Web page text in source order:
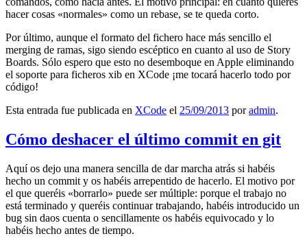
hacer cosas «normales» como un rebase, se te queda corto.
Por último, aunque el formato del fichero hace más sencillo el
merging de ramas, sigo siendo escéptico en cuanto al uso de Story
Boards. Sólo espero que esto no desemboque en Apple eliminando
el soporte para ficheros xib en XCode ¡me tocará hacerlo todo por
código!
Esta entrada fue publicada en XCode el 25/09/2013 poradmin.
Cómo deshacer el último commit en git
Aquí os dejo una manera sencilla de dar marcha atrás si habéis
hecho un commit y os habéis arrepentido de hacerlo. El motivo por
el que queréis «borrarlo» puede ser múltiple: porque el trabajo no
está terminado y queréis continuar trabajando, habéis introducido un
bug sin daos cuenta o sencillamente os habéis equivocado y lo
habéis hecho antes de tiempo.